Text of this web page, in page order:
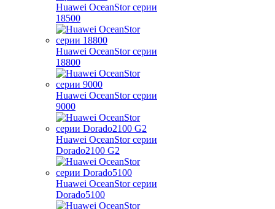
Huawei OceanStor серии
18500
Huawei OceanStor серии
18800
Huawei OceanStor серии
9000
Huawei OceanStor серии
Dorado2100 G2
Huawei OceanStor серии
Dorado5100